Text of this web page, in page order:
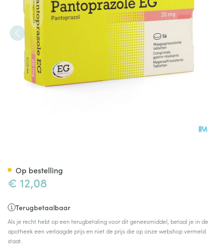
€ 12,08
Terugbetaalbaar
Als je recht hebt op een terugbetaling voor dit geneesmiddel, betaal je in de
apotheek een verlaagde prijs en niet de prijs die op onze webshop vermeld
staat.
Op bestelling